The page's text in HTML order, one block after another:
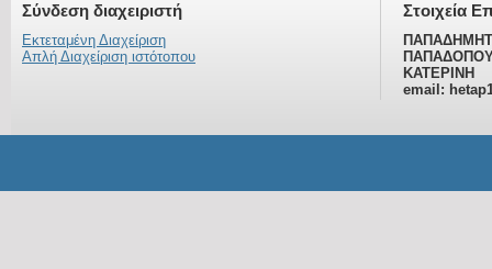
Σύνδεση διαχειριστή
Εκτεταμένη Διαχείριση
Απλή Διαχείριση ιστότοπου
Στοιχεία
ΚΑΤΕΡΙΝΗ
email: